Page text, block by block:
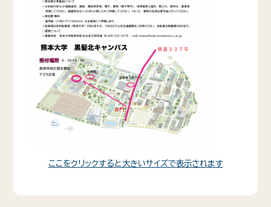
ここをクリックすると大きいサイズで表示されます